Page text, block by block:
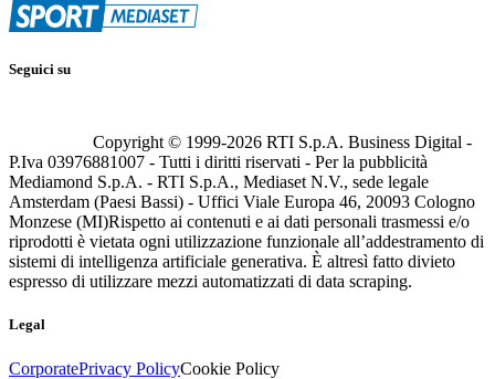
Seguici su
Copyright © 1999-2026 RTI S.p.A. Business Digital -
P.Iva 03976881007 - Tutti i diritti riservati - Per la pubblicità
Mediamond S.p.A. - RTI S.p.A., Mediaset N.V., sede legale
Amsterdam (Paesi Bassi) - Uffici Viale Europa 46, 20093 Cologno
Monzese (MI)Rispetto ai contenuti e ai dati personali trasmessi e/o
riprodotti è vietata ogni utilizzazione funzionale all’addestramento di
sistemi di intelligenza artificiale generativa. È altresì fatto divieto
espresso di utilizzare mezzi automatizzati di data scraping.
Legal
CorporatePrivacy PolicyCookie Policy